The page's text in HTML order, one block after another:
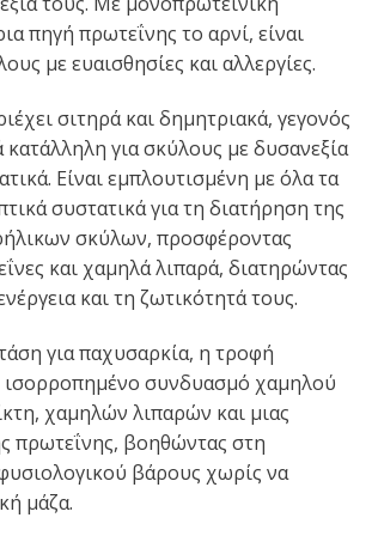
πηγή πρωτεΐνης το αρνί, είναι
με ευαισθησίες και αλλεργίες.
σιτηρά και δημητριακά, γεγονός
κατάλληλη για σκύλους με δυσανεξία
Είναι εμπλουτισμένη με όλα τα
συστατικά για τη διατήρηση της
σκύλων, προσφέροντας
και χαμηλά λιπαρά, διατηρώντας
και τη ζωτικότητά τους.
για παχυσαρκία, η τροφή
ισορροπημένο συνδυασμό χαμηλού
χαμηλών λιπαρών και μιας
πρωτεΐνης, βοηθώντας στη
βάρους χωρίς να
μάζα.